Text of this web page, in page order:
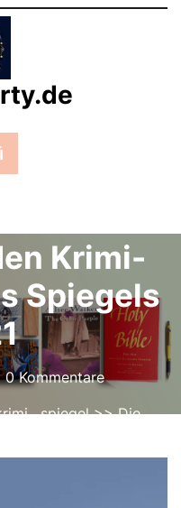
2026
Krimi-
Spiegels
0 Kommentare
,spiegel>> Die